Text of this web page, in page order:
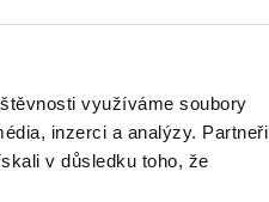
využíváme soubory
inzerci a analýzy. Partneři
v důsledku toho, že